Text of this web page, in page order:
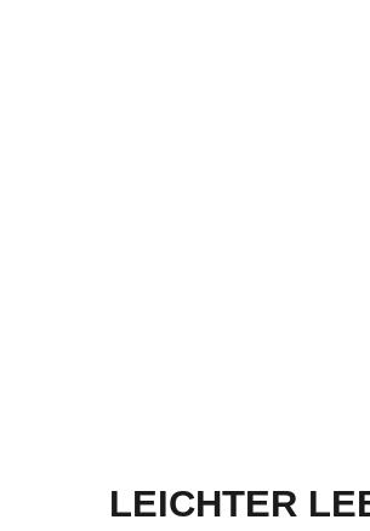
LEICHTER